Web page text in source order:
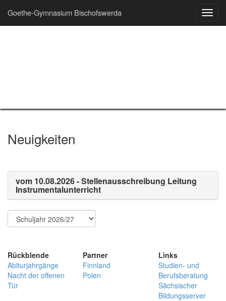
Goethe-Gymnasium Bischofswerda
Neuigkeiten
vom 10.08.2026 - Stellenausschreibung Leitung
Instrumentalunterricht
Rückblende
Abiturjahrgänge
Nacht der offenen
Tür
Partner
Finnland
Polen
Links
Studien- und
Berufsberatung
Sächsischer
Bildungsserver